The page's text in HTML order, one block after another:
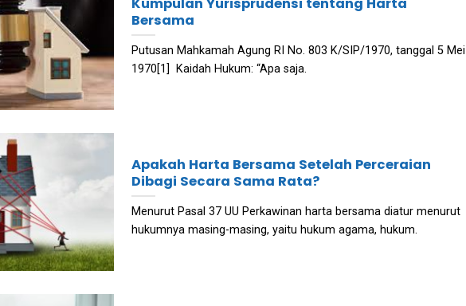
Bersama
Putusan Mahkamah Agung RI No. 803 K/SIP/1970, tanggal 5 Mei
1970[1] Kaidah Hukum: “Apa saja.
Apakah Harta Bersama Setelah Perceraian
Dibagi Secara Sama Rata?
Menurut Pasal 37 UU Perkawinan harta bersama diatur menurut
hukumnya masing-masing, yaitu hukum agama, hukum.